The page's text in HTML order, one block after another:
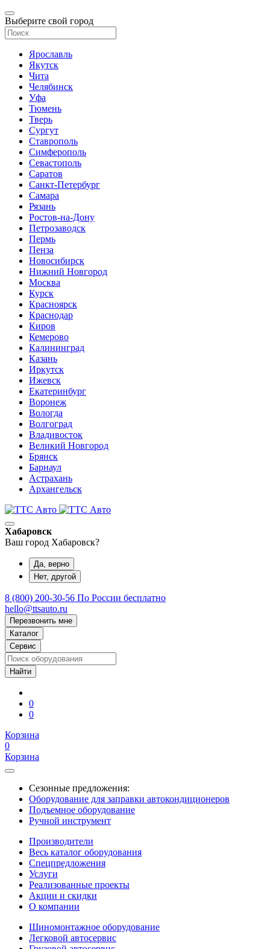
Выберите свой город
Ярославль
Якутск
Чита
Челябинск
Уфа
Тюмень
Тверь
Сургут
Ставрополь
Симферополь
Севастополь
Саратов
Санкт-Петербург
Самара
Рязань
Ростов-на-Дону
Петрозаводск
Пермь
Пенза
Новосибирск
Нижний Новгород
Москва
Курск
Красноярск
Краснодар
Киров
Кемерово
Калининград
Казань
Иркутск
Ижевск
Екатеринбург
Воронеж
Вологда
Волгоград
Владивосток
Великий Новгород
Брянск
Барнаул
Астрахань
Архангельск
Хабаровск
Ваш город Хабаровск?
Да, верно
Нет, другой
8 (800) 200-30-56 По России бесплатно
hello@ttsauto.ru
Перезвонить мне
Каталог
Сервис
0
0
Корзина
0
Корзина
Сезонные предложения:
Оборудование для заправки автокондиционеров
Подъемное оборудование
Ручной инструмент
Производители
Весь каталог оборудования
Спецпредложения
Услуги
Реализованные проекты
Акции и скидки
О компании
Шиномонтажное оборудование
Легковой автосервис